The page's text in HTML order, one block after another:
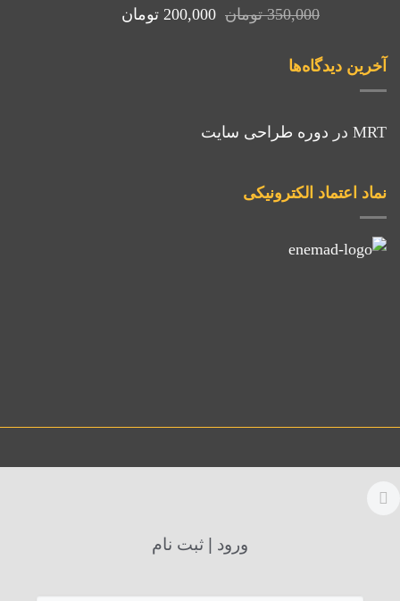
350,000 تومان قیمت
200,000 تومان
آخرین دیدگاه‌ها
MRT در دوره طراحی سایت
نماد اعتماد الکترونیکی
ورود | ثبت نام